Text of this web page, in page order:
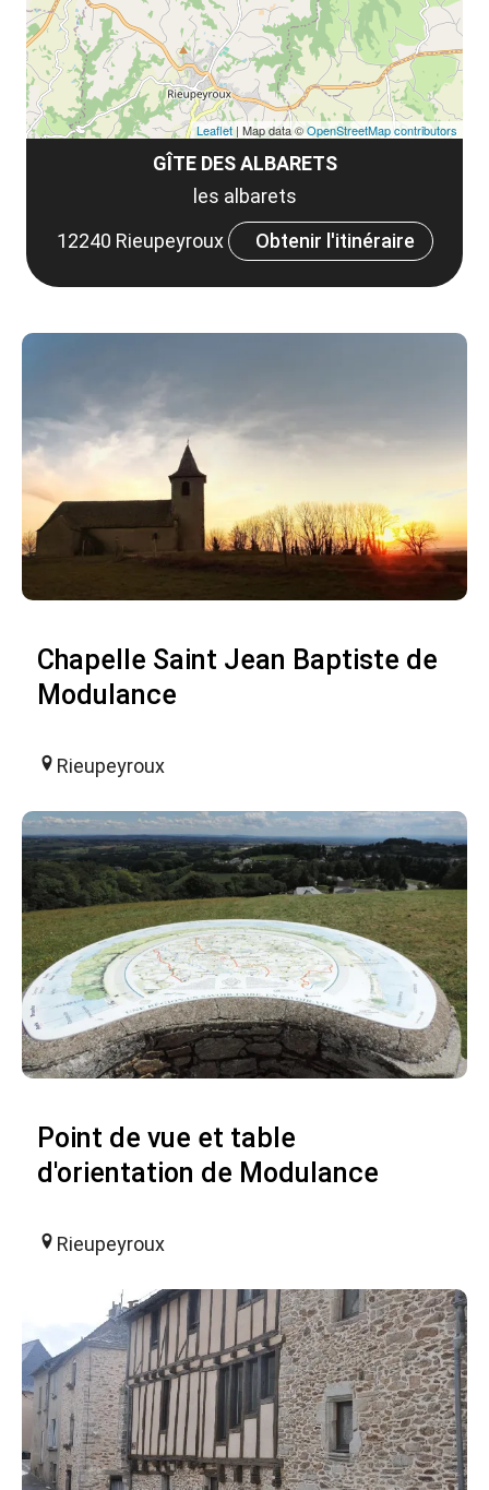
GÎTE DES ALBARETS
les albarets
12240 Rieupeyroux
Obtenir l'itinéraire
Leaflet | Map data ©OpenStreetMap contributors
Chapelle Saint Jean Baptiste de
Modulance
Rieupeyroux
Point de vue et table
d'orientation de Modulance
Rieupeyroux